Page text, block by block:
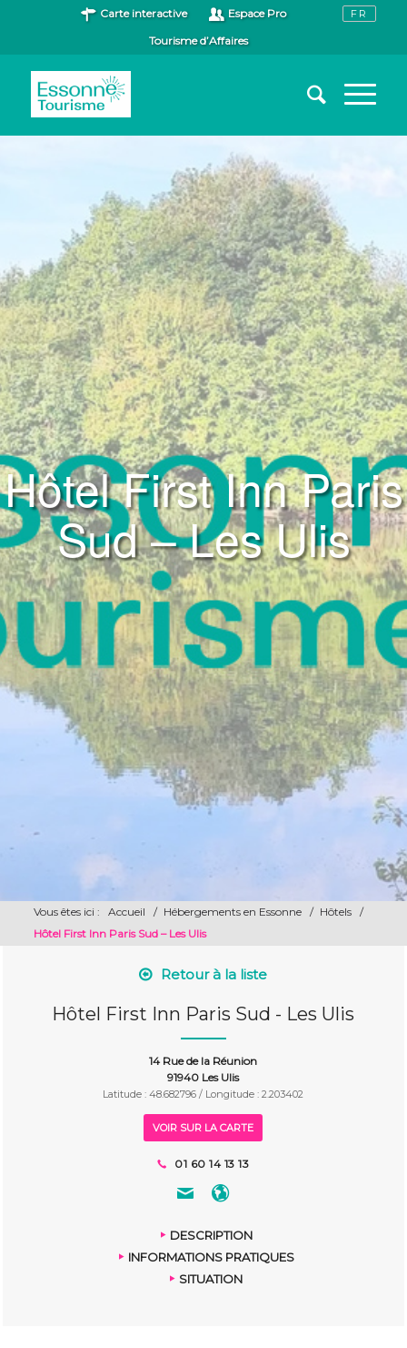
Carte interactive
Espace Pro
Tourisme d’Affaires
Hôtel First Inn Paris
Sud – Les Ulis
Vous êtes ici : Accueil / Hébergements en Essonne / Hôtels
/
Hôtel First Inn Paris Sud – Les Ulis
Retour à la liste
Hôtel First Inn Paris Sud - Les Ulis
14 Rue de la Réunion
91940 Les Ulis
Latitude : 48.682796 / Longitude : 2.203402
VOIR SUR LA CARTE
01 60 14 13 13
DESCRIPTION
INFORMATIONS PRATIQUES
SITUATION